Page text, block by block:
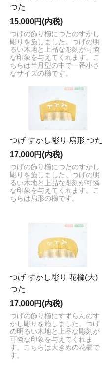
つた
15,000円(内税)
つげの飾り櫛につたのすかし
彫りを施しました。つげの明
るい木地と上品な彫刻が可憐
な印象を与えてくれます。こ
ちらは半月型の中で一番小さ
なサイズの櫛です。
つげ すかし彫り 扇形 つた
17,000円(内税)
つげの飾り櫛につたのすかし
彫りを施しました。つげの明
るい木地と上品な彫刻が可憐
な印象を与えてくれます。こ
ちらは扇形の櫛です。
つげ すかし彫り 花櫛(大)
つた
17,000円(内税)
つげの飾り櫛にすずらんのす
かし彫りを施しました。つげ
の明るい木地と上品な彫刻が
可憐な印象を与えてくれま
す。こちらは大きめの花櫛で
す。